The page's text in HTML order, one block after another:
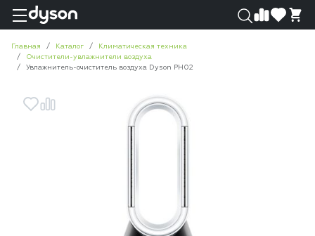
Главная Каталог
Климатическая техника
Очистители-увлажнители воздуха
Увлажнитель-очиститель воздуха Dyson PH02